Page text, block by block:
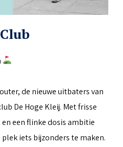
de nieuwe uitbaters van
De Hoge Kleij. Met frisse
een flinke dosis ambitie
iets bijzonders te maken.